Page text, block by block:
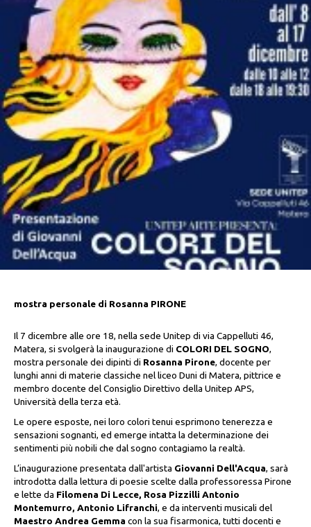
mostra personale di Rosanna PIRONE
Il 7 dicembre alle ore 18, nella sede Unitep di via Cappelluti 46,
Matera, si svolgerà la inaugurazione di COLORI DEL SOGNO,
mostra personale dei dipinti di Rosanna Pirone, docente per
lunghi anni di materie classiche nel liceo Duni di Matera, pittrice e
membro docente del Consiglio Direttivo della Unitep APS,
Università della terza età.
Le opere esposte, nei loro colori tenui esprimono tenerezza e
sensazioni sognanti, ed emerge intatta la determinazione dei
sentimenti più nobili che dal sogno contagiamo la realtà.
L’inaugurazione presentata dall'artista Giovanni Dell'Acqua, sarà
introdotta dalla lettura di poesie scelte dalla professoressa Pirone
e lette da Filomena Di Lecce, Rosa Pizzilli Antonio
Montemurro, Antonio Lifranchi, e da interventi musicali del
Maestro Andrea Gemma con la sua fisarmonica, tutti docenti e